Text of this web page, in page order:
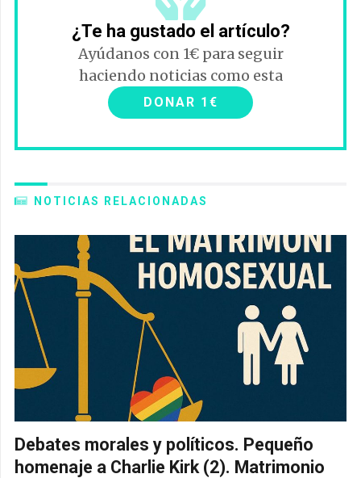
¿Te ha gustado el artículo?
Ayúdanos con 1€ para seguir
haciendo noticias como esta
DONAR 1€
NOTICIAS RELACIONADAS
Debates morales y políticos. Pequeño
homenaje a Charlie Kirk (2). Matrimonio